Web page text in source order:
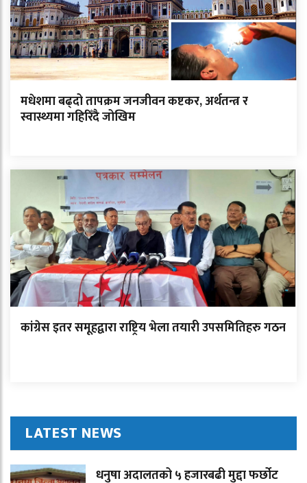
मधेशमा बढ्दो तापक्रम जनजीवन कष्टकर, अर्थतन्त्र र
स्वास्थ्यमा गहिरिँदै जोखिम
कांग्रेस इतर समूहद्वारा राष्ट्रिय भेला तयारी उपसमितिहरु गठन
LATEST NEWS
धनुषा अदालतको ५ हजारबढी मुद्दा फर्छोट